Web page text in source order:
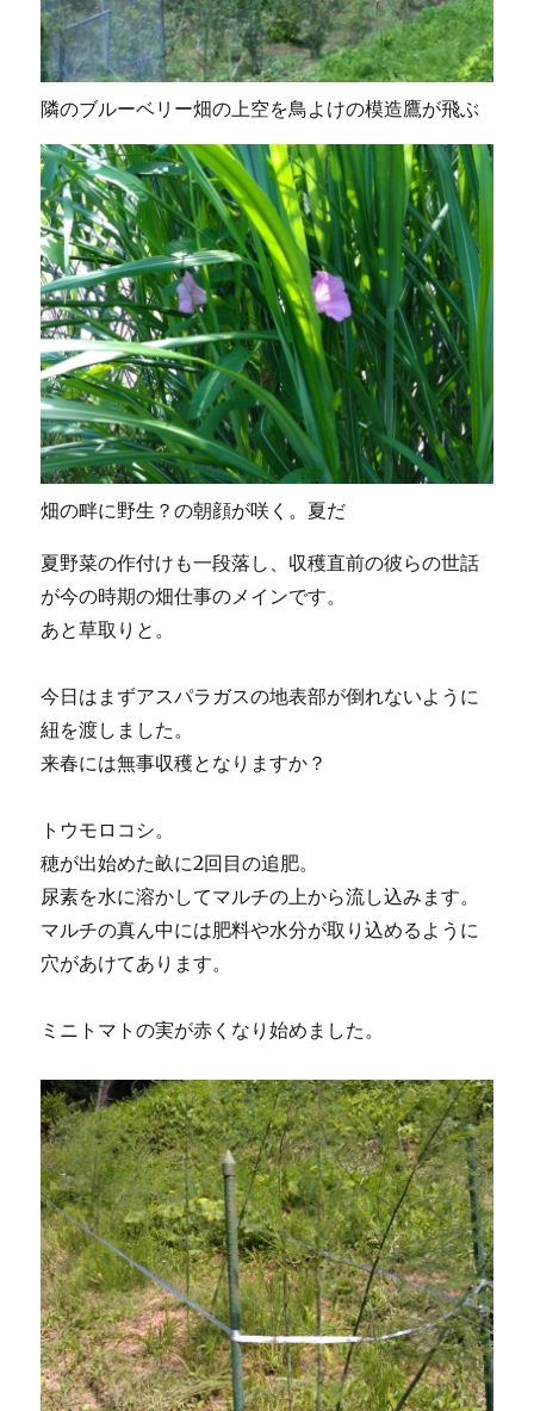
隣のブルーベリー畑の上空を鳥よけの模造鷹が飛ぶ
畑の畔に野生？の朝顔が咲く。夏だ
夏野菜の作付けも一段落し、収穫直前の彼らの世話
が今の時期の畑仕事のメインです。
あと草取りと。
今日はまずアスパラガスの地表部が倒れないように
紐を渡しました。
来春には無事収穫となりますか？
トウモロコシ。
穂が出始めた畝に2回目の追肥。
尿素を水に溶かしてマルチの上から流し込みます。
マルチの真ん中には肥料や水分が取り込めるように
穴があけてあります。
ミニトマトの実が赤くなり始めました。